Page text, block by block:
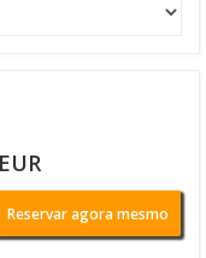
Reservar agora mesmo